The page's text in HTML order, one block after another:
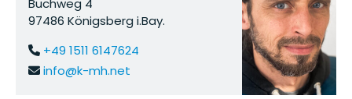
Buchweg 4
97486 Königsberg i.Bay.
+49 1511 6147624
info@k-mh.net